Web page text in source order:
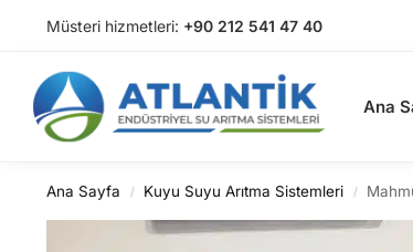
Müsteri hizmetleri: +90 212 541 47 40
Ana
Arama
Ana Sayfa / Kuyu Suyu Arıtma Sistemleri /